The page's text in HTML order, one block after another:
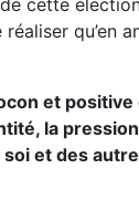
qu’en
et
la
soi et des